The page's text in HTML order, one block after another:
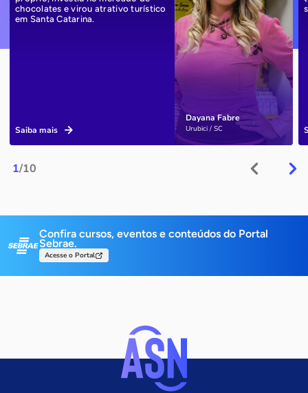
1/10
Dayana Fabre
Urubici / SC
chocolates e virou atrativo turístico
em Santa Catarina.
Saiba mais
Confira cursos, eventos e conteúdos do Portal
Sebrae.
Acesse o Portal